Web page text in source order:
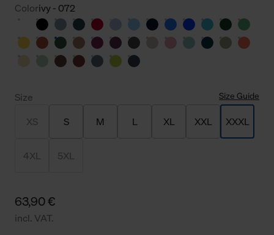
Colorivy - 072
Size Size Guide
XS S M L XL XXL XXXL
4XL 5XL
63,90 €
incl. VAT.